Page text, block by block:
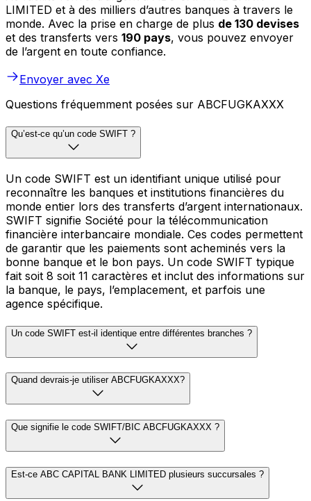
LIMITED et à des milliers d’autres banques à travers le
monde. Avec la prise en charge de plus de 130 devises
et des transferts vers 190 pays, vous pouvez envoyer
de l’argent en toute confiance.
Envoyer avec Xe
Questions fréquemment posées sur ABCFUGKAXXX
Qu’est-ce qu’un code SWIFT ?
Un code SWIFT est un identifiant unique utilisé pour
reconnaître les banques et institutions financières du
monde entier lors des transferts d’argent internationaux.
SWIFT signifie Société pour la télécommunication
financière interbancaire mondiale. Ces codes permettent
de garantir que les paiements sont acheminés vers la
bonne banque et le bon pays. Un code SWIFT typique
fait soit 8 soit 11 caractères et inclut des informations sur
la banque, le pays, l’emplacement, et parfois une
agence spécifique.
Un code SWIFT est-il identique entre différentes branches ?
Quand devrais-je utiliser ABCFUGKAXXX?
Que signifie le code SWIFT/BIC ABCFUGKAXXX ?
Est-ce ABC CAPITAL BANK LIMITED plusieurs succursales ?